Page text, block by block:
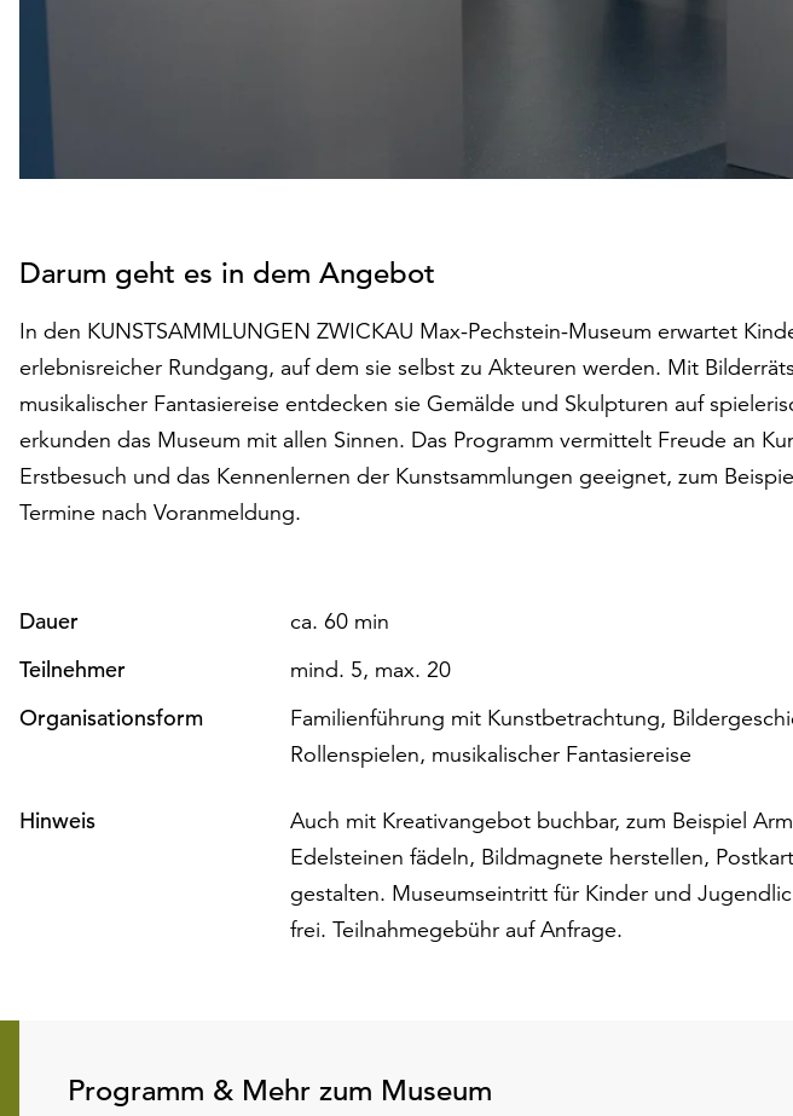
Darum geht es in dem Angebot
In den KUNSTSAMMLUNGEN ZWICKAU Max-Pechstein-Museum erwartet
erlebnisreicher Rundgang, auf dem sie selbst zu Akteuren werden. Mit
musikalischer Fantasiereise entdecken sie Gemälde und Skulpturen auf
erkunden das Museum mit allen Sinnen. Das Programm vermittelt Freude an
Erstbesuch und das Kennenlernen der Kunstsammlungen geeignet, zum
Termine nach Voranmeldung.
Dauer
ca. 60 min
Teilnehmer
mind. 5, max. 20
Organisationsform
Familienführung mit Kunstbetrachtung,
Rollenspielen, musikalischer Fantasiereise
Hinweis
Auch mit Kreativangebot buchbar, zum Beispiel
Edelsteinen fädeln, Bildmagnete herstellen,
gestalten. Museumseintritt für Kinder und
frei. Teilnahmegebühr auf Anfrage.
Programm & Mehr zum Museum